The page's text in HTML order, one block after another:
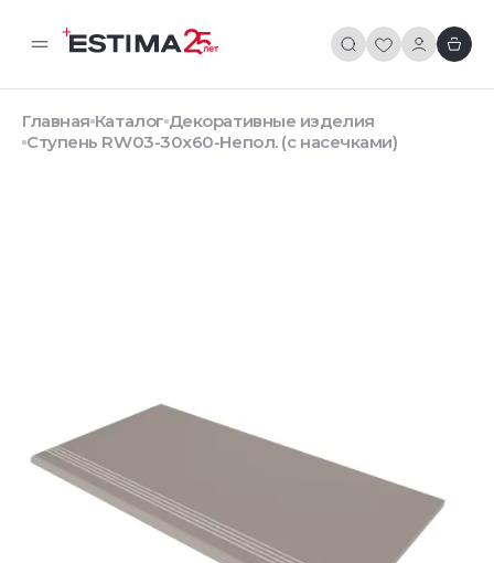
Главная Каталог Декоративные изделия
Ступень RW03-30x60-Непол. (с насечками)